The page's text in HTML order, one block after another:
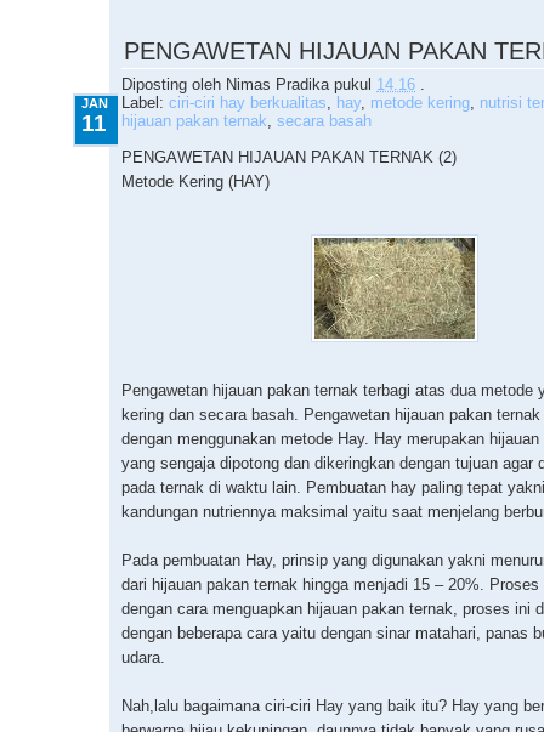
PENGAWETAN HIJAUAN PAKAN
Diposting oleh Nimas Pradika pukul 14.16 .
JAN
11
Label: ciri-ciri hay berkualitas, hay, metode kering, nutrisi
hijauan pakan ternak, secara basah
PENGAWETAN HIJAUAN PAKAN TERNAK (2)
Metode Kering (HAY)
Pengawetan hijauan pakan ternak terbagi atas dua metode
kering dan secara basah. Pengawetan hijauan pakan
dengan menggunakan metode Hay. Hay merupakan
yang sengaja dipotong dan dikeringkan dengan tujuan agar
pada ternak di waktu lain. Pembuatan hay paling tepat
kandungan nutriennya maksimal yaitu saat menjelang
Pada pembuatan Hay, prinsip yang digunakan yakni
dari hijauan pakan ternak hingga menjadi 15 – 20%.
dengan cara menguapkan hijauan pakan ternak, proses ini
dengan beberapa cara yaitu dengan sinar matahari, panas
udara.
Nah,lalu bagaimana ciri-ciri Hay yang baik itu? Hay yang